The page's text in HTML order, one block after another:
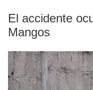
El accidente
Mangos